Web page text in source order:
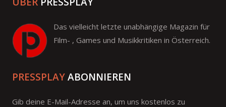
Das vielleicht letzte unabhängige Magazin für
Film- , Games und Musikkritiken in Österreich.
PRESSPLAYABONNIEREN
Gib deine E-Mail-Adresse an, um uns kostenlos zu